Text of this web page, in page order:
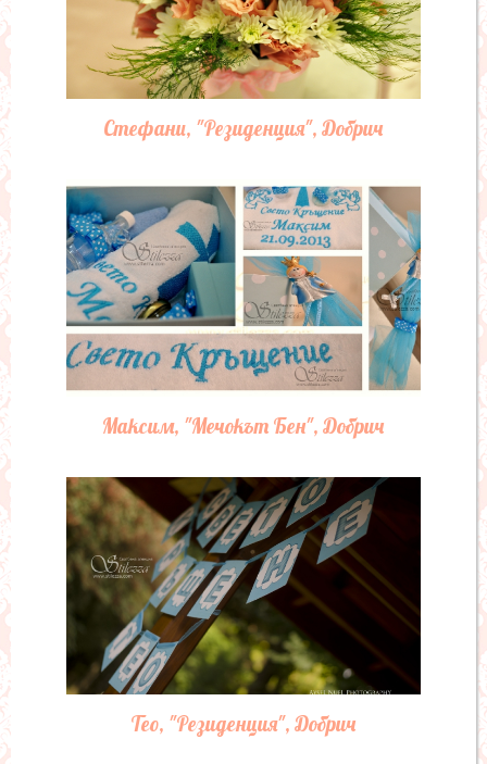
Стефани, "Резиденция", Добрич
Максим, "Мечокът Бен", Добрич
Тео, "Резиденция", Добрич